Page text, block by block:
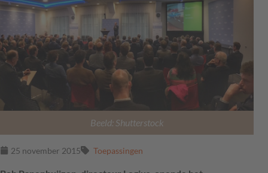
Beeld: Shutterstock
25 november 2015 Toepassingen